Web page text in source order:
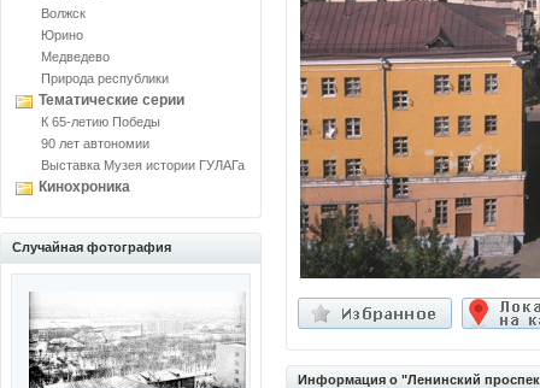
Волжск
Юрино
Медведево
Природа республики
Тематические серии
К 65-летию Победы
90 лет автономии
Выставка Музея истории ГУЛАГа
Кинохроника
Случайная фотография
Информация о "Ленинский